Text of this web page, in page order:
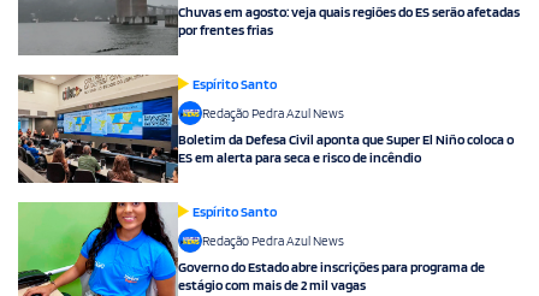
Chuvas em agosto: veja quais regiões do ES serão afetadas
por frentes frias
Espírito Santo
Redação Pedra Azul News
Boletim da Defesa Civil aponta que Super El Niño coloca o
ES em alerta para seca e risco de incêndio
Espírito Santo
Redação Pedra Azul News
Governo do Estado abre inscrições para programa de
estágio com mais de 2 mil vagas